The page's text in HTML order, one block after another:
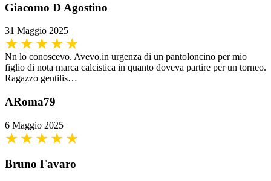
Giacomo D Agostino
31 Maggio 2025
Nn lo conoscevo. Avevo.in urgenza di un pantoloncino per mio
figlio di nota marca calcistica in quanto doveva partire per un torneo.
Ragazzo gentilis…
ARoma79
6 Maggio 2025
Bruno Favaro